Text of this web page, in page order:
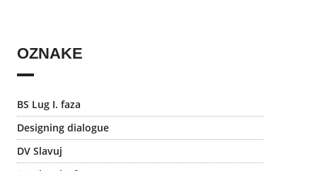
OZNAKE
BS Lug I. faza
Designing dialogue
DV Slavuj